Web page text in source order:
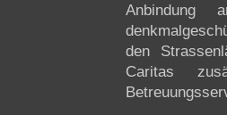
Anbindung
den
Caritas